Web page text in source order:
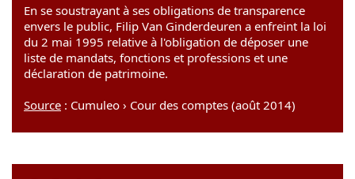
En se soustrayant à ses obligations de transparence
envers le public, Filip Van Ginderdeuren a enfreint la loi
du 2 mai 1995 relative à l'obligation de déposer une
liste de mandats, fonctions et professions et une
déclaration de patrimoine.
Source : Cumuleo › Cour des comptes (août 2014)